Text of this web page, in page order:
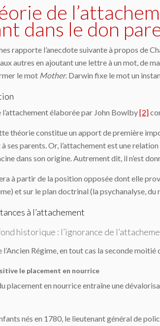
de
dans le don
rapporte l’anecdote suivante à propos de
autres en ajoutant une lettre à un mot, de
le mot Mother. Darwin fixe le mot un
l’attachement élaborée par John Bowlby[2]
théorie constitue un apport de première
ses parents. Or, l’attachement est une
dans son origine. Autrement dit, il n’est
à partir de la position opposée dont elle
et sur le plan doctrinal (la psychanalyse,
à l’attachement
historique : l’ignorance de
l’Ancien Régime, en tout cas la seconde
le placement en nourrice
placement en nourrice entraîne une
nés en 1780, le lieutenant général de